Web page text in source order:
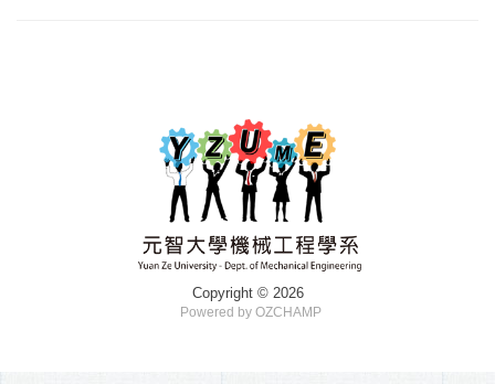
Copyright © 2026
Powered by OZCHAMP